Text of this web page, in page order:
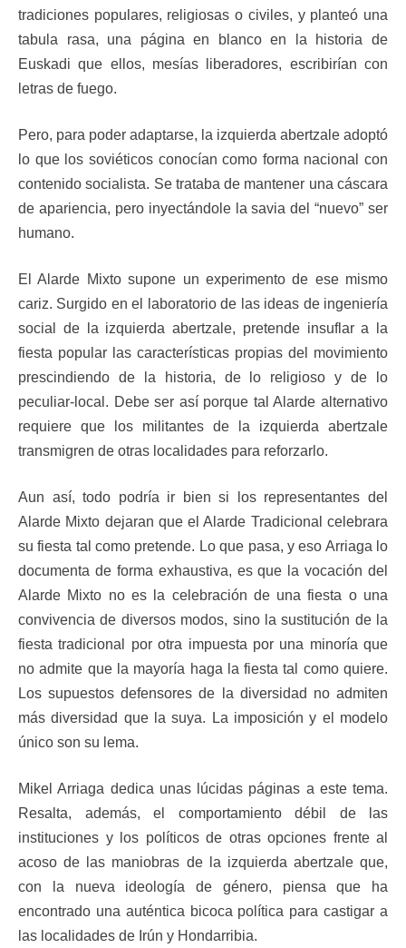
tradiciones populares, religiosas o civiles, y planteó una
tabula rasa, una página en blanco en la historia de
Euskadi que ellos, mesías liberadores, escribirían con
letras de fuego.
Pero, para poder adaptarse, la izquierda abertzale adoptó
lo que los soviéticos conocían como forma nacional con
contenido socialista. Se trataba de mantener una cáscara
de apariencia, pero inyectándole la savia del “nuevo” ser
humano.
El Alarde Mixto supone un experimento de ese mismo
cariz. Surgido en el laboratorio de las ideas de ingeniería
social de la izquierda abertzale, pretende insuflar a la
fiesta popular las características propias del movimiento
prescindiendo de la historia, de lo religioso y de lo
peculiar-local. Debe ser así porque tal Alarde alternativo
requiere que los militantes de la izquierda abertzale
transmigren de otras localidades para reforzarlo.
Aun así, todo podría ir bien si los representantes del
Alarde Mixto dejaran que el Alarde Tradicional celebrara
su fiesta tal como pretende. Lo que pasa, y eso Arriaga lo
documenta de forma exhaustiva, es que la vocación del
Alarde Mixto no es la celebración de una fiesta o una
convivencia de diversos modos, sino la sustitución de la
fiesta tradicional por otra impuesta por una minoría que
no admite que la mayoría haga la fiesta tal como quiere.
Los supuestos defensores de la diversidad no admiten
más diversidad que la suya. La imposición y el modelo
único son su lema.
Mikel Arriaga dedica unas lúcidas páginas a este tema.
Resalta, además, el comportamiento débil de las
instituciones y los políticos de otras opciones frente al
acoso de las maniobras de la izquierda abertzale que,
con la nueva ideología de género, piensa que ha
encontrado una auténtica bicoca política para castigar a
las localidades de Irún y Hondarribia.